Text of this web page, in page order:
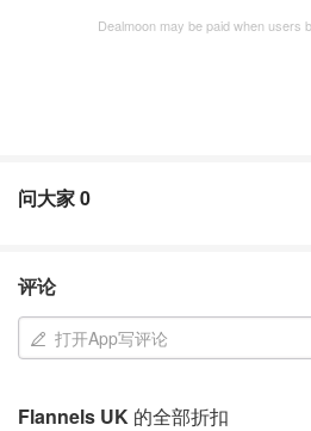
Dealmoon may be paid when users
问大家0
评论
打开App写评论
Flannels UK 的全部折扣